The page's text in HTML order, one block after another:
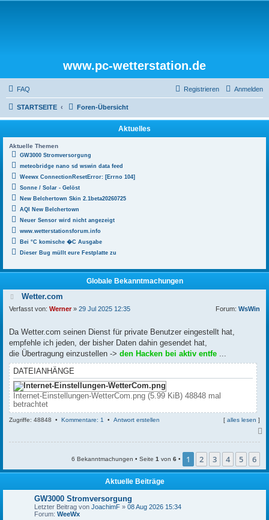
www.pc-wetterstation.de
FAQ Anmelden
Registrieren
STARTSEITE Foren-Übersicht
Aktuelles
Aktuelle Themen
GW3000 Stromversorgung
meteobridge nano sd wswin data feed
Weewx ConnectionResetError: [Errno 104]
Sonne / Solar - Gelöst
New Belchertown Skin 2.1beta20260725
AQI New Belchertown
Neuer Sensor wird nicht angezeigt
www.wetterstationsforum.info
Bei °C komische �C Ausgabe
Dieser Bug müllt eure Festplatte zu
Globale Bekanntmachungen
Wetter.com
Verfasst von: Werner» 29 Jul 2025 12:35 Forum: WsWin
Da Wetter.com seinen Dienst für private Benutzer eingestellt hat,
empfehle ich jeden, der bisher Daten dahin gesendet hat,
die Übertragung einzustellen -> den Hacken bei aktiv entfe ...
DATEIANHÄNGE
Internet-Einstellungen-WetterCom.png (5.99 KiB) 48848 mal
betrachtet
Zugriffe: 48848 • Kommentare: 1 • Antwort erstellen [ alles lesen ]
b
n
6 Bekanntmachungen • Seite 1 von 6 • 1 2 3 4 5 6
Aktuelle Beiträge
GW3000 Stromversorgung
Letzter Beitrag von JoachimF » 08 Aug 2026 15:34
Forum: WeeWx